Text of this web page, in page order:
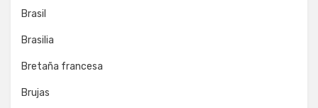
Brasil
Brasilia
Bretaña francesa
Brujas